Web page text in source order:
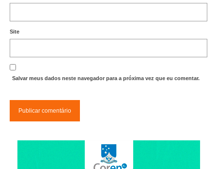
Site
Salvar meus dados neste navegador para a próxima vez que eu comentar.